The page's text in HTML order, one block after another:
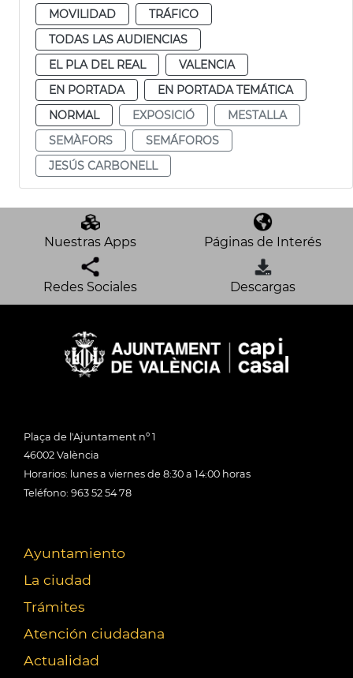
MOVILIDAD
TRÁFICO
TODAS LAS AUDIENCIAS
EL PLA DEL REAL
VALENCIA
EN PORTADA
EN PORTADA TEMÁTICA
NORMAL
EXPOSICIÓ
MESTALLA
SEMÀFORS
SEMÁFOROS
JESÚS CARBONELL
Nuestras Apps Páginas de Interés
Redes Sociales Descargas
Plaça de l'Ajuntament nº 1
46002 València
Horarios: lunes a viernes de 8:30 a 14:00 horas
Teléfono: 963 52 54 78
Ayuntamiento
La ciudad
Trámites
Atención ciudadana
Actualidad